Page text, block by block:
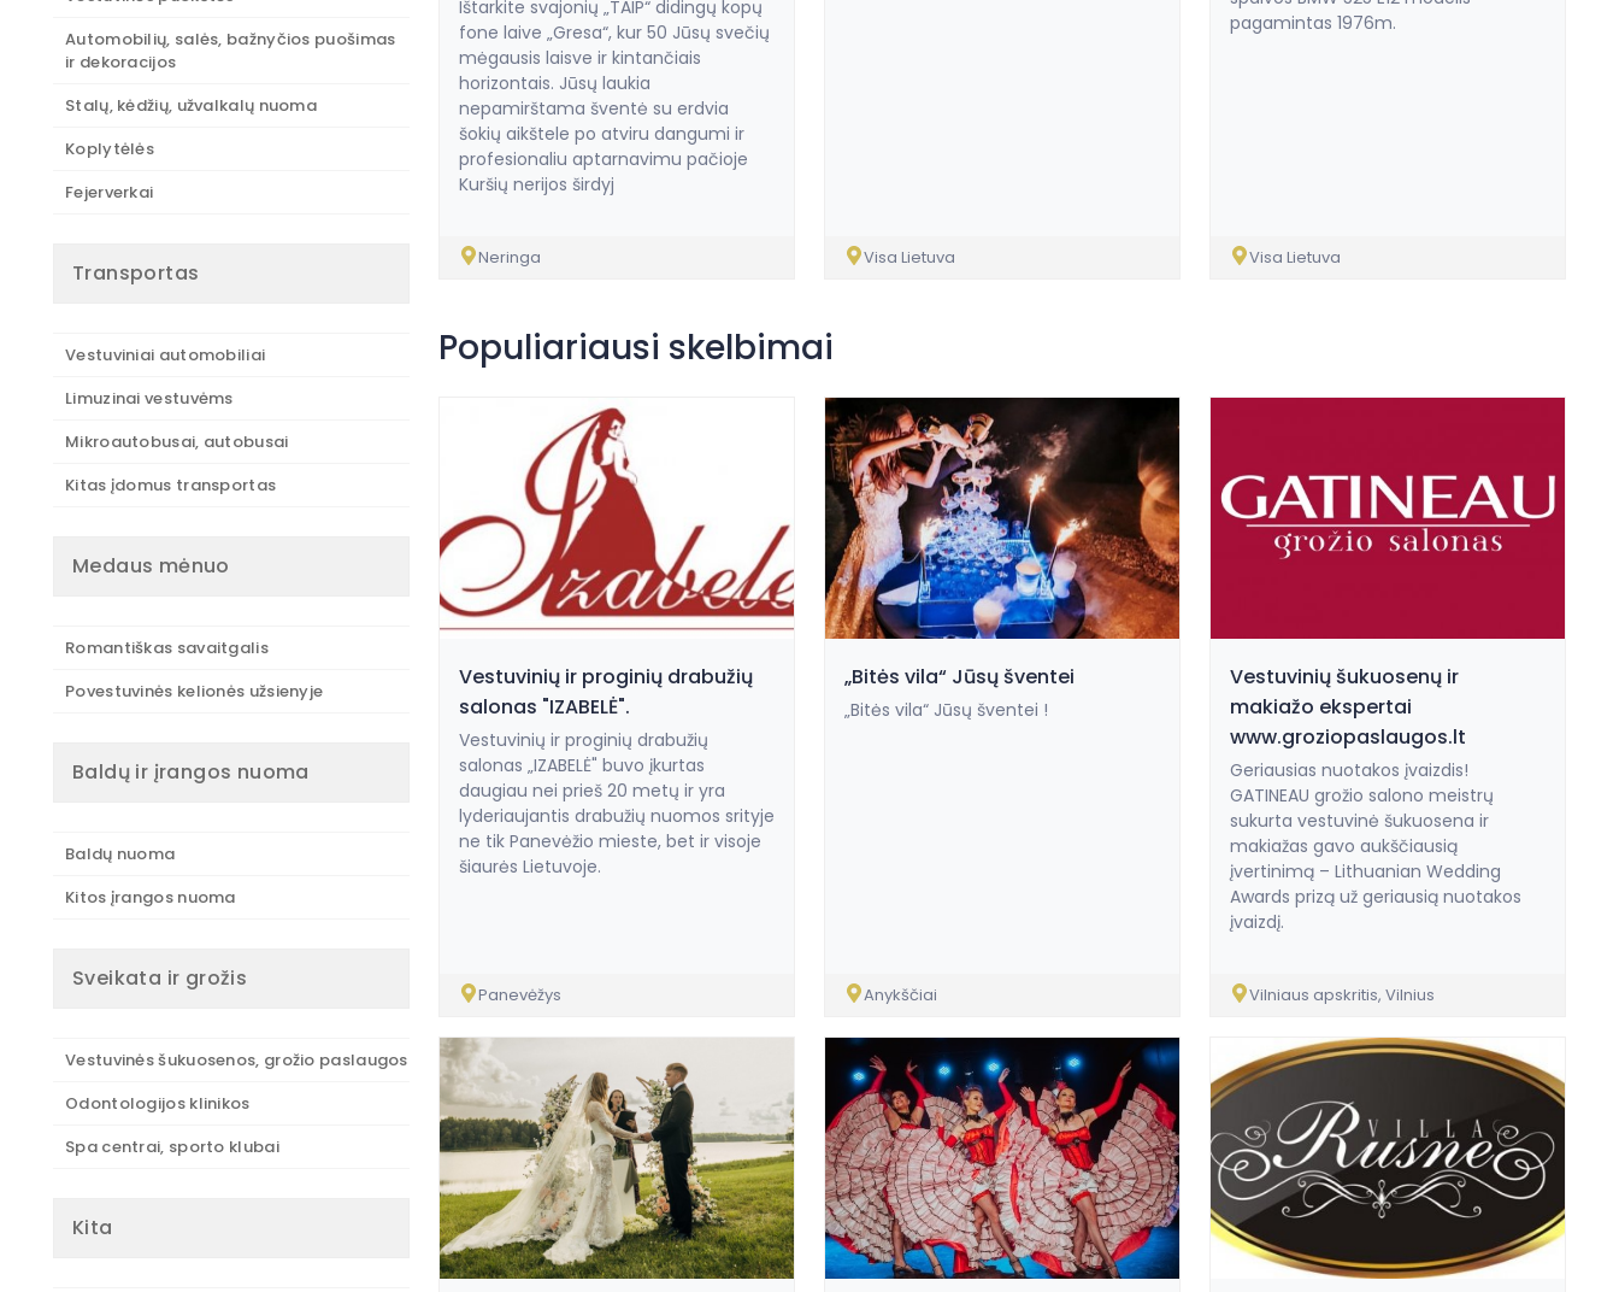
Automobilių, salės, bažnyčios puošimas
ir dekoracijos
Stalų, kėdžių, užvalkalų nuoma
Koplytėlės
Fejerverkai
Transportas
Vestuviniai automobiliai
Limuzinai vestuvėms
Mikroautobusai, autobusai
Kitas įdomus transportas
Medaus mėnuo
Romantiškas savaitgalis
Povestuvinės kelionės užsienyje
Baldų ir įrangos nuoma
Baldų nuoma
Kitos įrangos nuoma
Sveikata ir grožis
Vestuvinės šukuosenos, grožio paslaugos
Odontologijos klinikos
Spa centrai, sporto klubai
Kita
Ištarkite svajonių „TAIP“ didingų kopų
fone laive „Gresa“, kur 50 Jūsų svečių
mėgausis laisve ir kintančiais
horizontais. Jūsų laukia
nepamirštama šventė su erdvia
šokių aikštele po atviru dangumi ir
profesionaliu aptarnavimu pačioje
Kuršių nerijos širdyj
Neringa Visa Lietuva
pagamintas 1976m.
Visa Lietuva
Populiariausi skelbimai
Vestuvinių ir proginių drabužių
salonas "IZABELĖ".
Vestuvinių ir proginių drabužių
salonas „IZABELĖ" buvo įkurtas
daugiau nei prieš 20 metų ir yra
lyderiaujantis drabužių nuomos srityje
ne tik Panevėžio mieste, bet ir visoje
šiaurės Lietuvoje.
Panevėžys
„Bitės vila“ Jūsų šventei
„Bitės vila“ Jūsų šventei !
Anykščiai
Vestuvinių šukuosenų ir
makiažo ekspertai
www.groziopaslaugos.lt
Geriausias nuotakos įvaizdis!
GATINEAU grožio salono meistrų
sukurta vestuvinė šukuosena ir
makiažas gavo aukščiausią
įvertinimą – Lithuanian Wedding
Awards prizą už geriausią nuotakos
įvaizdį.
Vilniaus apskritis, Vilnius